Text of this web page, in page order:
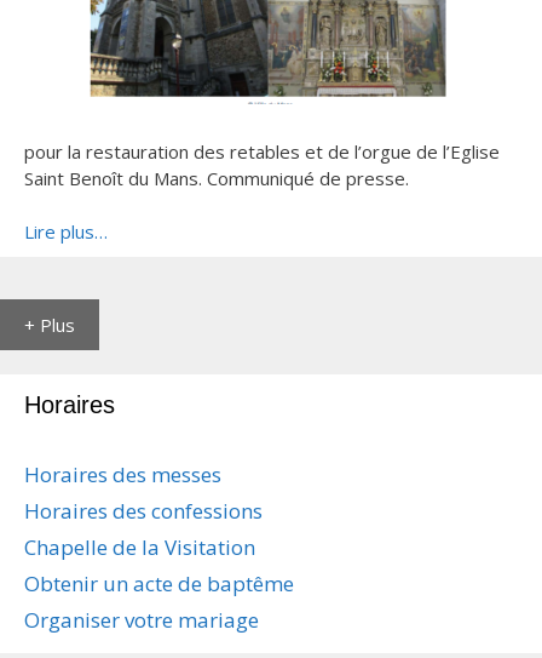
pour la restauration des retables et de l’orgue de l’Eglise
Saint Benoît du Mans. Communiqué de presse.
Lire plus…
+ Plus
Horaires
Horaires des messes
Horaires des confessions
Chapelle de la Visitation
Obtenir un acte de baptême
Organiser votre mariage